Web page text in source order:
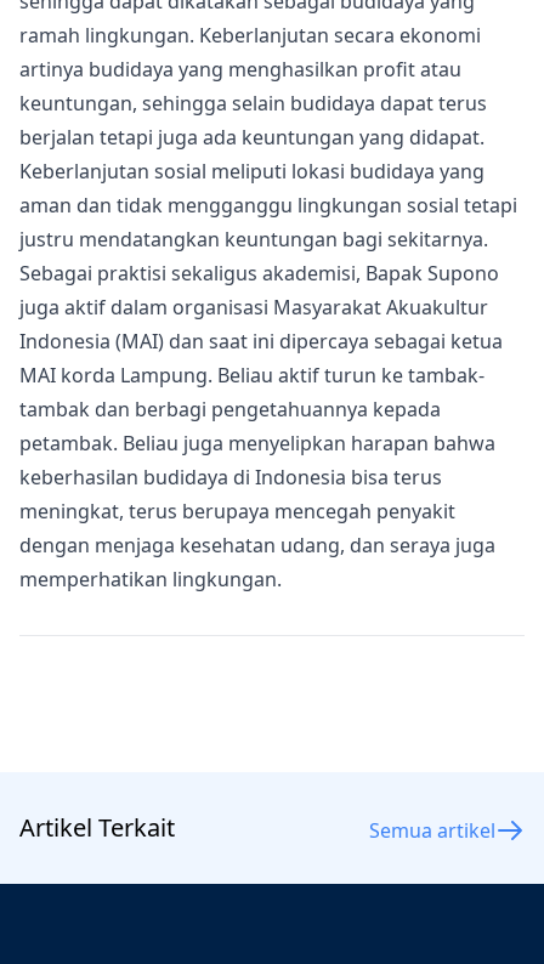
ramah lingkungan. Keberlanjutan secara ekonomi
artinya budidaya yang menghasilkan profit atau
keuntungan, sehingga selain budidaya dapat terus
berjalan tetapi juga ada keuntungan yang didapat.
Keberlanjutan sosial meliputi lokasi budidaya yang
aman dan tidak mengganggu lingkungan sosial tetapi
justru mendatangkan keuntungan bagi sekitarnya.
Sebagai praktisi sekaligus akademisi, Bapak Supono
juga aktif dalam organisasi Masyarakat Akuakultur
Indonesia (MAI) dan saat ini dipercaya sebagai ketua
MAI korda Lampung. Beliau aktif turun ke tambak-
tambak dan berbagi pengetahuannya kepada
petambak. Beliau juga menyelipkan harapan bahwa
keberhasilan budidaya di Indonesia bisa terus
meningkat, terus berupaya mencegah penyakit
dengan menjaga kesehatan udang, dan seraya juga
memperhatikan lingkungan.
Artikel Terkait Semua artikel